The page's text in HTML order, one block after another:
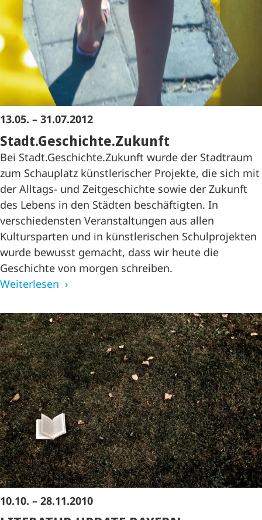
13.05. – 31.07.2012
Stadt.Geschichte.Zukunft
Bei Stadt.Geschichte.Zukunft wurde der Stadtraum
zum Schauplatz künstlerischer Projekte, die sich mit
der Alltags- und Zeitgeschichte sowie der Zukunft
des Lebens in den Städten beschäftigten. In
verschiedensten Veranstaltungen aus allen
Kultursparten und in künstlerischen Schulprojekten
wurde bewusst gemacht, dass wir heute die
Geschichte von morgen schreiben.
Weiterlesen
10.10. – 28.11.2010